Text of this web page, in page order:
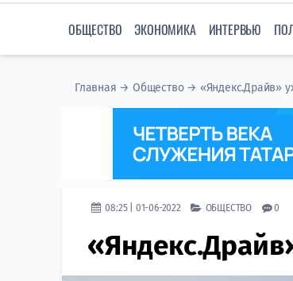
ОБЩЕСТВО ЭКОНОМИКА ИНТЕРВЬЮ
Главная →Общество→ «Яндекс.Драйв»
08:25 | 01-06-2022 ОБЩЕСТВО 0